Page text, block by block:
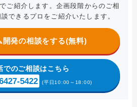
でご紹介します。企画段階からのご相
できるプロをご紹介いたします。
開発の相談をする(無料)
でのご相談はこちら
5422 (平日10:00～18:00)